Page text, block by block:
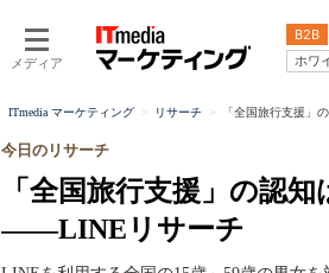
メディア
B2B
ホワ
ITmedia マーケティング リサーチ 「全国旅行支援」
「全国旅行支援」の認
――LINEリサーチ
今日のリサーチ